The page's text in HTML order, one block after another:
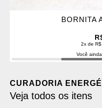
BORNITA
2x de
Você
CURADORIA
Veja todos os itens